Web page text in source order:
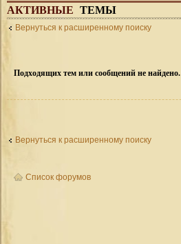
АКТИВНЫЕ ТЕМЫ
Вернуться к расширенному поиску
Подходящих тем или сообщений не найдено.
Вернуться к расширенному поиску
Список форумов